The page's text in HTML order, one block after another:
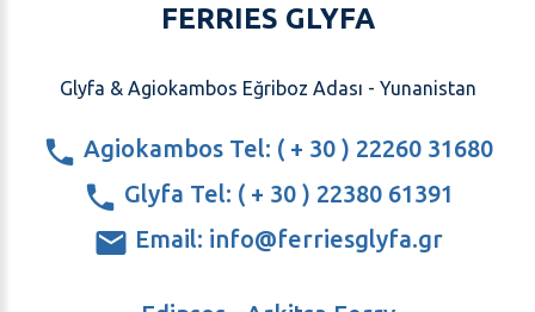
FERRIES GLYFA
Glyfa & Agiokambos Eğriboz Adası - Yunanistan
Agiokambos Tel: ( + 30 ) 22260 31680
Glyfa Tel: ( + 30 ) 22380 61391
Email: info@ferriesglyfa.gr